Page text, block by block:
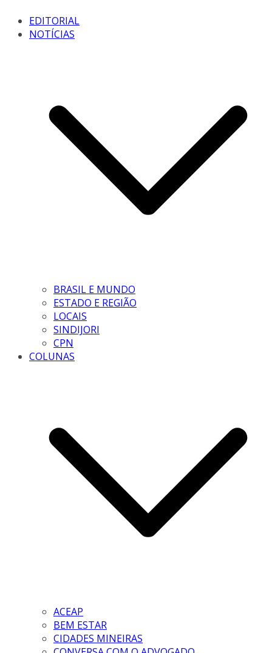
EDITORIAL
NOTÍCIAS
BRASIL E MUNDO
ESTADO E REGIÃO
LOCAIS
SINDIJORI
CPN
COLUNAS
ACEAP
BEM ESTAR
CIDADES MINEIRAS